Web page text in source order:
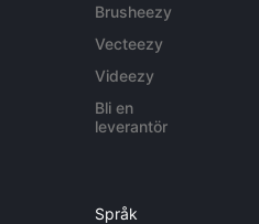
Brusheezy
Vecteezy
Videezy
Bli en
leverantör
Språk